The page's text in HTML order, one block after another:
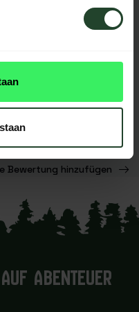
Het is
Bewertung hinzufügen
ABENTEUER